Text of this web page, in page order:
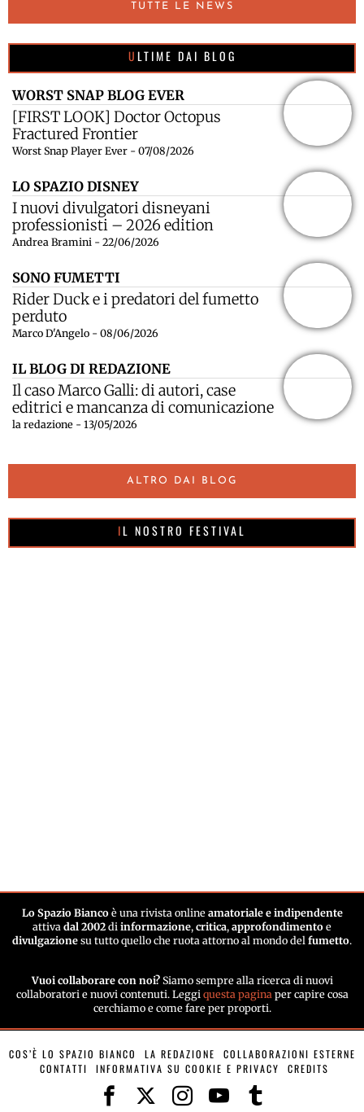
TUTTE LE NEWS
ULTIME DAI BLOG
WORST SNAP BLOG EVER
[FIRST LOOK] Doctor Octopus
Fractured Frontier
Worst Snap Player Ever - 07/08/2026
LO SPAZIO DISNEY
I nuovi divulgatori disneyani
professionisti – 2026 edition
Andrea Bramini - 22/06/2026
SONO FUMETTI
Rider Duck e i predatori del fumetto
perduto
Marco D'Angelo - 08/06/2026
IL BLOG DI REDAZIONE
Il caso Marco Galli: di autori, case
editrici e mancanza di comunicazione
la redazione - 13/05/2026
ALTRO DAI BLOG
IL NOSTRO FESTIVAL
Lo Spazio Biancoè una rivista online amatoriale e indipendente
attiva dal 2002 di informazione, critica, approfondimento e
divulgazione su tutto quello che ruota attorno al mondo del fumetto.
Vuoi collaborare con noi? Siamo sempre alla ricerca di nuovi
collaboratori e nuovi contenuti. Leggi questa pagina per capire cosa
cerchiamo e come fare per proporti.
COS’È LO SPAZIO BIANCO LA REDAZIONE
COLLABORAZIONI ESTERNE
CONTATTI
INFORMATIVA SU COOKIE E PRIVACY CREDITS